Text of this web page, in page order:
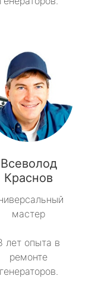
Всеволод
Краснов
мастер
лет опыта в
ремонте
генераторов.